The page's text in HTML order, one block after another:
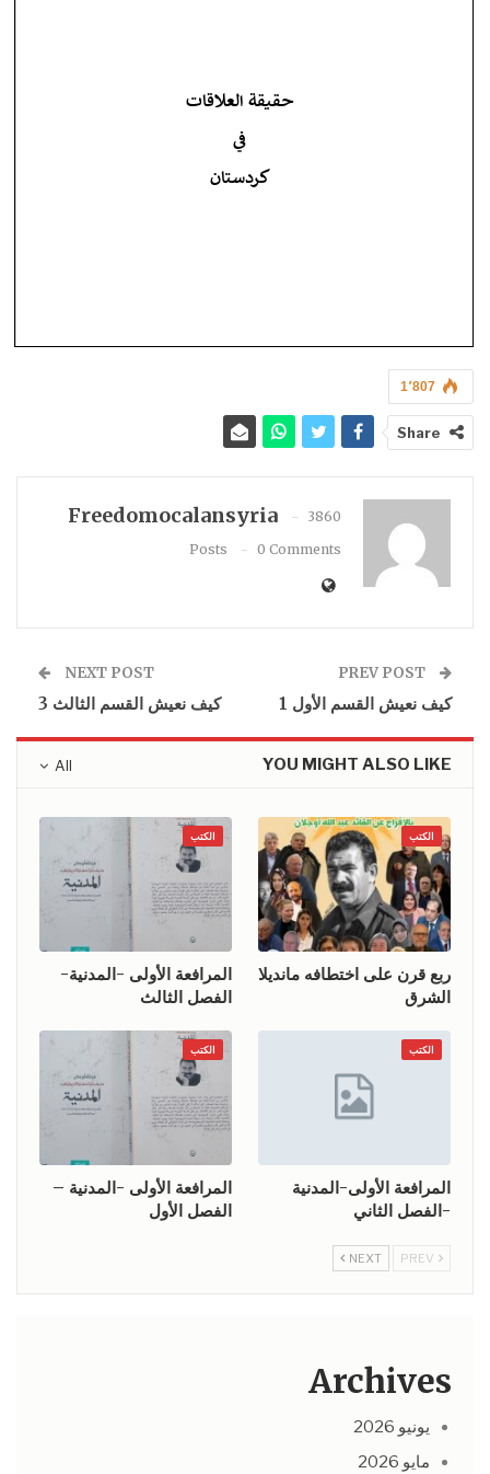
1٬807
Share
Freedomocalansyria
3860
Posts
0 Comments
كيف نعيش القسم الأول 1
NEXT POST
كيف نعيش القسم الثالث 3
All YOU MIGHT ALSO LIKE
الكتب
ربع قرن على اختطافه مانديلا
الشرق
الكتب
المرافعة الأولى -المدنية-
الفصل الثالث
الكتب
المرافعة الأولى-المدنية
-الفصل الثاني
الكتب
المرافعة الأولى -المدنية –
الفصل الأول
NEXT
Archives
يونيو 2026
مايو 2026